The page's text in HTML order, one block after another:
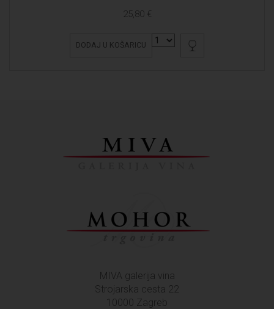
25,80 €
DODAJ U KOŠARICU
MIVA galerija vina
Strojarska cesta 22
10000 Zagreb